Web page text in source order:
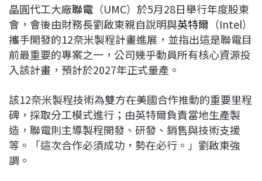
b
o
o
k
a
d
s
e
d
I
n
L
i
n
k
晶圓代工大廠聯電 （UMC）於5月28日舉行年度股東
會，會後由財務長劉啟東親自說明與英特爾 （Intel）
攜手開發的12奈米製程計畫進展，並指出這是聯電目
前最重要的專案之一，公司幾乎動員所有核心資源投
入該計畫，預計於2027年正式量產。
該12奈米製程技術為雙方在美國合作推動的重要里程
碑，採取分工模式進行；由英特爾負責當地生產製
造，聯電則主導製程開發、研發、銷售與技術支援
等。「這次合作必須成功，勢在必行。」劉啟東強
調。